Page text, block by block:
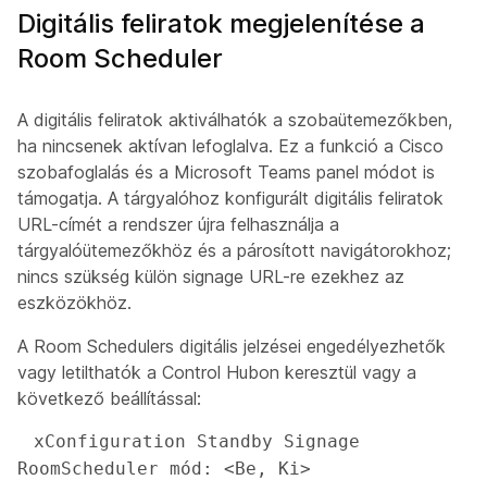
Digitális feliratok megjelenítése a
Room Scheduler
A digitális feliratok aktiválhatók a szobaütemezőkben,
ha nincsenek aktívan lefoglalva. Ez a funkció a Cisco
szobafoglalás és a Microsoft Teams panel módot is
támogatja. A tárgyalóhoz konfigurált digitális feliratok
URL-címét a rendszer újra felhasználja a
tárgyalóütemezőkhöz és a párosított navigátorokhoz;
nincs szükség külön signage URL-re ezekhez az
eszközökhöz.
A Room Schedulers digitális jelzései engedélyezhetők
vagy letilthatók a Control Hubon keresztül vagy a
következő beállítással:
RoomScheduler mód: <Be, Ki>